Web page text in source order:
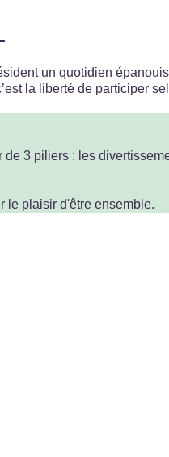
un quotidien
la liberté de participer
3 piliers : les
le plaisir d'être ensemble.